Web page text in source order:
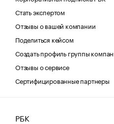
Стать экспертом
Отзывы о вашей компании
Поделиться кейсом
Создать профиль группы
Отзывы о сервисе
Сертифицированные партнеры
РБК